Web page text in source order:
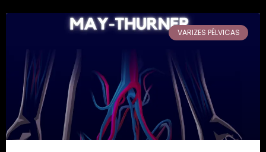
VARIZES PÉLVICAS